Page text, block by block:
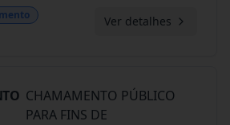
Ver detalhes
CHAMAMENTO PÚBLICO
PARA FINS DE